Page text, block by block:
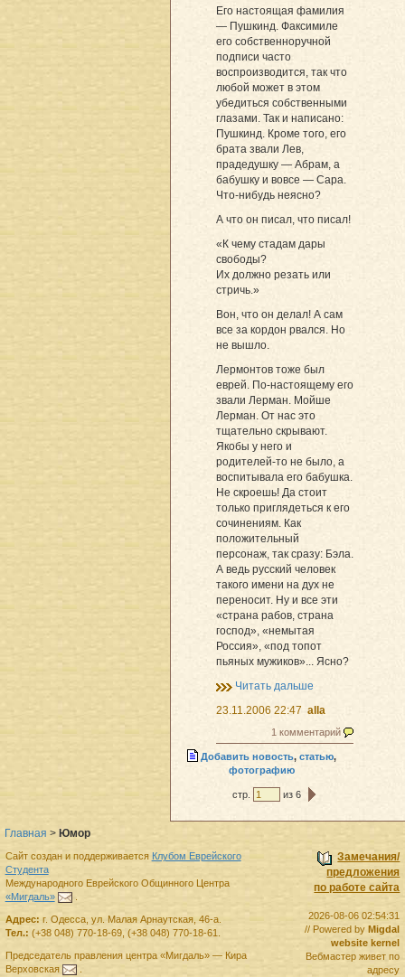
Его настоящая фамилия
— Пушкинд. Факсимиле
его собственноручной
подписи часто
воспроизводится, так что
любой может в этом
убедиться собственными
глазами. Так и написано:
Пушкинд. Кроме того, его
брата звали Лев,
прадедушку — Абрам, а
бабушку и вовсе — Сара.
Что-нибудь неясно?
А что он писал, что писал!
«К чему стадам дары
свободы?
Их должно резать или
стричь.»
Вон, что он делал! А сам
все за кордон рвался. Но
не вышло.
Лермонтов тоже был
еврей. По-настоящему его
звали Лерман. Мойше
Лерман. От нас это
тщательно скрывают.
Якобы у него и
родителей-то не было, а
воспитывала его бабушка.
Не скроешь! Да стоит
только приглядеться к его
сочинениям. Как
положительный
персонаж, так сразу: Бэла.
А ведь русский человек
такого имени на дух не
переносит. Ну и все эти
«страна рабов, страна
господ», «немытая
Россия», «под топот
пьяных мужиков»... Ясно?
Читать дальше
23.11.2006 22:47 alla
1 комментарий
Добавить новость,статью,
фотографию
стр. из 6
Главная > Юмор
Замечания/
предложения
по работе сайта
2026-08-06 02:54:31
// Powered by Migdal
website kernel
Вебмастер живет по
адресу
Сайт создан и поддерживается Клубом Еврейского
Студента
Международного Еврейского Общинного Центра
«Мигдаль»
.
Адрес: г. Одесса, ул. Малая Арнаутская, 46-а.
Тел.: (+38 048) 770-18-69, (+38 048) 770-18-61.
Председатель правленияцентра «Мигдаль»— Кира
Верховская
.